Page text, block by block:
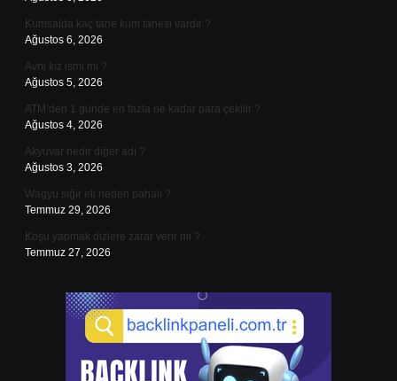
Kumsalda kaç tane kum tanesi vardır ?
Ağustos 6, 2026
Avni kız ismi mi ?
Ağustos 5, 2026
ATM’den 1 günde en fazla ne kadar para çekilir ?
Ağustos 4, 2026
Akyuvar nedir diğer adı ?
Ağustos 3, 2026
Wagyu sığır eti neden pahalı ?
Temmuz 29, 2026
Koşu yapmak dizlere zarar verir mi ?
Temmuz 27, 2026